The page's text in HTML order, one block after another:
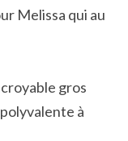
Melissa qui au
gros
à